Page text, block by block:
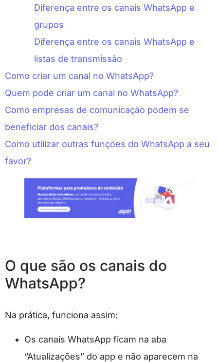
Diferença entre os canais WhatsApp e
grupos
Diferença entre os canais WhatsApp e
listas de transmissão
Como criar um canal no WhatsApp?
Quem pode criar um canal no WhatsApp?
Como empresas de comunicação podem se
beneficiar dos canais?
Como utilizar outras funções do WhatsApp a seu
favor?
O que são os canais do
WhatsApp?
Na prática, funciona assim:
Os canais WhatsApp ficam na aba
“Atualizações” do app e não aparecem na